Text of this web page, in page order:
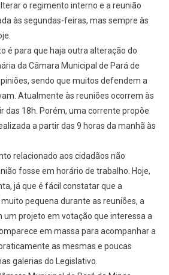
o regimento interno e a reunião
às segundas-feiras, mas sempre às
é para que haja outra alteração do
da Câmara Municipal de Pará de
sendo que muitos defendem a
Atualmente às reuniões ocorrem às
das 18h. Porém, uma corrente propõe
a partir das 9 horas da manhã às
relacionado aos cidadãos não
fosse em horário de trabalho. Hoje,
já que é fácil constatar que a
pequena durante as reuniões, a
um projeto em votação que interessa a
em massa para acompanhar a
as mesmas e poucas
galerias do Legislativo.